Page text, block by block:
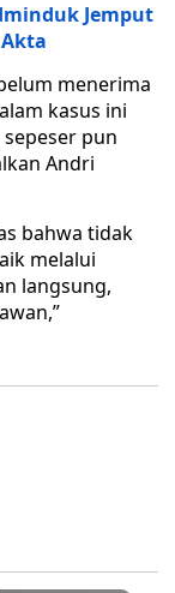
Jemput
menerima
kasus ini
pun
Andri
bahwa tidak
melalui
langsung,